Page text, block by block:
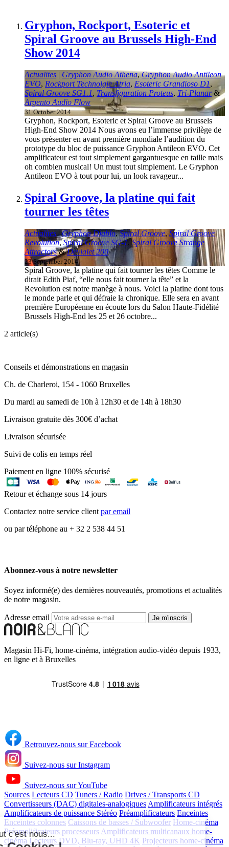
Gryphon, Rockport, Esoteric et
Spiral Groove au Brussels High-End
Show 2014
Actualites | Gryphon Audio Athena,Gryphon Audio Antileon
EVO, Rockport Technolgie Atria, Esoteric Grandioso D1,
Spiral Groove SG1.1, Transfiguration Proteus, Tri-Planar&
Argento Audio Flow
31 October 2014
Gryphon, Rockport, Esoteric et Spiral Groove au Brussels
High-End Show 2014 Nous avons eu l’immense privilège de
vous présenter en avant première mondiale l’audition du
prototype du bloc de puissance Gryphon Antileon EVO. Cet
amplificateur est tout simplement gargantuesque en taille mais
oh combien musical! Un must tout simplement. Le Gryphon
Antileon EVO à tout pour lui, un look ravageur...
Spiral Groove, la platine qui fait
tourner les têtes
Actualites|Gryphon Diablo,Spiral Groove, Spiral Groove
Revolution,Spiral Groove SG-1, Spiral Groove Strange
Attractors&Devialet 200
23 September 2014
Spiral Groove, la platine qui fait tourner les têtes Comme le
dirait Edith Piaf, “elle nous fait tourner la tête” et la
Revolution est notre manège à nous. Voici la platine dont tous
le monde parle et qui défraie la chronique. Elle sera en avant
première Européenne en écoute lors du Salon Haute-Fidélité
Brussels High-End les 25 et 26 octobre...
2 article(s)
Conseils et démonstrations en magasin
Ch. de Charleroi, 154 - 1060 Bruxelles
Du mardi au samedi de 10h à 12h30 et de 14h à 18h30
Livraison gratuite dès 300€ d’achat
Livraison sécurisée
Suivi de colis en temps réel
Paiement en ligne 100% sécurisé
Retour et échange sous 14 jours
Contactez notre service clientpar email
ou par téléphone au + 32 2 538 44 51
Abonnez-vous à notre newsletter
Soyez informé(e) des dernières nouveautés, promotions et actualités
de notre magasin.
Adresse email Je m'inscris
Magasin Hi-Fi, home-cinéma, intégration audio-vidéo depuis 1933,
en ligne et à Bruxelles
Retrouvez-nous sur Facebook
Suivez-nous sur Instagram
Suivez-nous sur YouTube
Sources Lecteurs CD Tuners / Radio Drives / Transports CD
Convertisseurs (DAC) digitales-analogiques Amplificateurs intégrés
Amplificateurs de puissance Stéréo Préamplificateurs Enceintes
Enceintes colonnes Caissons de basses / Subwoofer Home-cinéma
Préamplificateurs processeurs Amplificateurs multicanaux home-
cinéma Lecteurs DVD, Blu-ray, UHD 4K Projecteurs home-cinéma
Continuer sans accepter
Salut c'est nous...